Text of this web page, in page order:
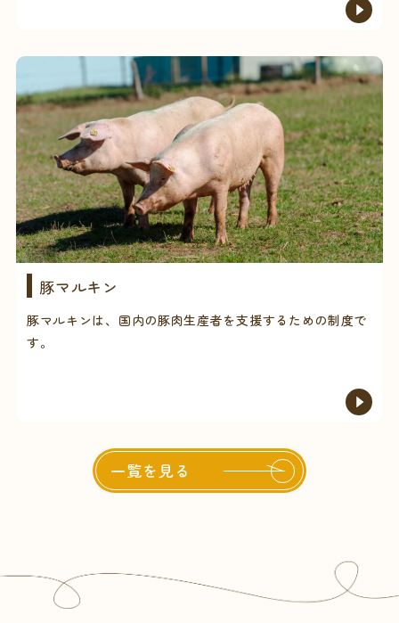
豚マルキン
豚マルキンは、国内の豚肉生産者を支援するための制度で
す。
一覧を見る